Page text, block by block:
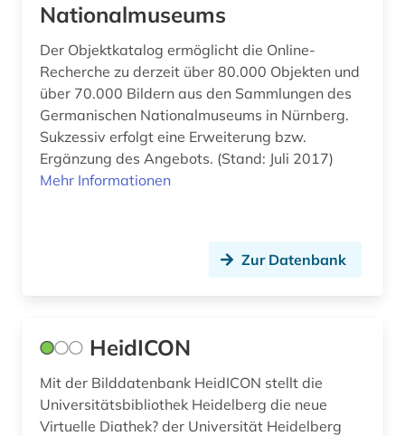
bundesarchiv-bildarchiv (1)
diktatur (1)
bundeswasserstraße (1)
bunker (2)
burg (1)
böhmen (1)
böhmische länder (1)
bühnenbild (1)
Nationalmuseums
Der Objektkatalog ermöglicht die Online-
Recherche zu derzeit über 80.000 Objekten und
über 70.000 Bildern aus den Sammlungen des
Germanischen Nationalmuseums in Nürnberg.
Sukzessiv erfolgt eine Erweiterung bzw.
Ergänzung des Angebots. (Stand: Juli 2017)
Mehr Informationen
Zur Datenbank
HeidICON
Mit der Bilddatenbank HeidICON stellt die
Universitätsbibliothek Heidelberg die neue
Virtuelle Diathek? der Universität Heidelberg